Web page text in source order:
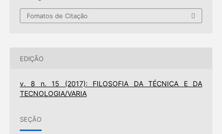
Fomatos de Citação
EDIÇÃO
v. 8 n. 15 (2017): FILOSOFIA DA TÉCNICA E DA
TECNOLOGIA/VARIA
SEÇÃO